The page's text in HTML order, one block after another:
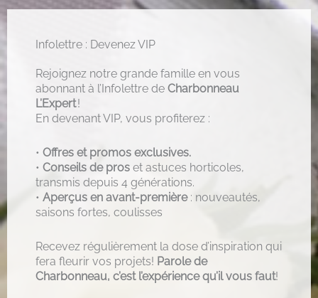
Infolettre : Devenez VIP
Rejoignez notre grande famille en vous
abonnant à l’Infolettre de Charbonneau
L’Expert!
En devenant VIP, vous profiterez :
• Offres et promos exclusives.
• Conseils de pros et astuces horticoles,
transmis depuis 4 générations.
• Aperçus en avant-première: nouveautés,
saisons fortes, coulisses
Recevez régulièrement la dose d’inspiration qui
fera fleurir vos projets! Parole de
Charbonneau, c’est l’expérience qu’il vous faut!